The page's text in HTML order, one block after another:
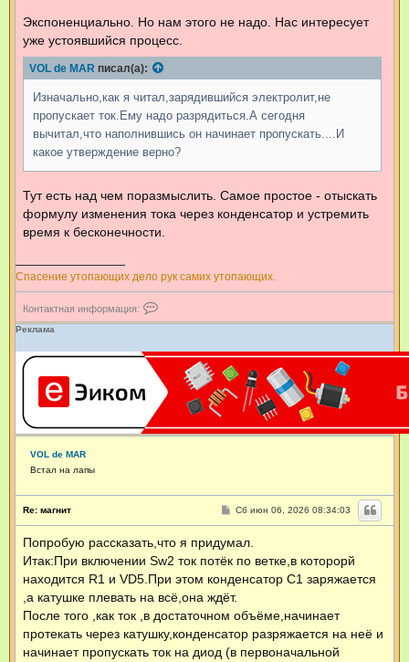
Экспоненциально. Но нам этого не надо. Нас интересует
уже устоявшийся процесс.
VOL de MAR писал(а):
Изначально,как я читал,зарядившийся электролит,не
пропускает ток.Ему надо разрядиться.А сегодня
вычитал,что наполнившись он начинает пропускать....И
какое утверждение верно?
Тут есть над чем поразмыслить. Самое простое - отыскать
формулу изменения тока через конденсатор и устремить
время к бесконечности.
Спасение утопающих дело рук самих утопающих.
Контактная информация:
а
т
н
а
и
м
я
п
л
ь
з
о
в
а
Реклама
VOL de MAR
Встал на лапы
Re: магнит
С
б
е
и
е
Сб июн 06, 2026 08:34:03
Попробую рассказать,что я придумал.
Итак:При включении Sw2 ток потёк по ветке,в которорй
находится R1 и VD5.При этом конденсатор С1 заряжается
,а катушке плевать на всё,она ждёт.
После того ,как ток ,в достаточном объёме,начинает
протекать через катушку,конденсатор разряжается на неё и
начинает пропускать ток на диод (в первоначальной